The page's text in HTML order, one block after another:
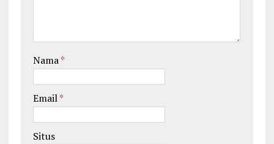
Nama*
Email*
Situs